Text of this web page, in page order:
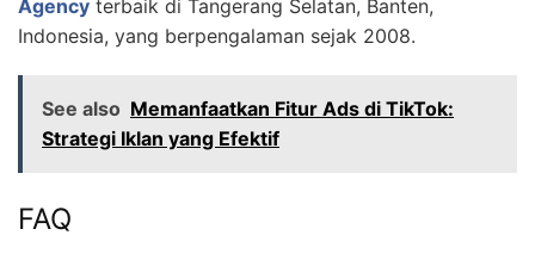
Agency terbaik di Tangerang Selatan, Banten,
Indonesia, yang berpengalaman sejak 2008.
See also Memanfaatkan Fitur Ads di TikTok:
Strategi Iklan yang Efektif
FAQ